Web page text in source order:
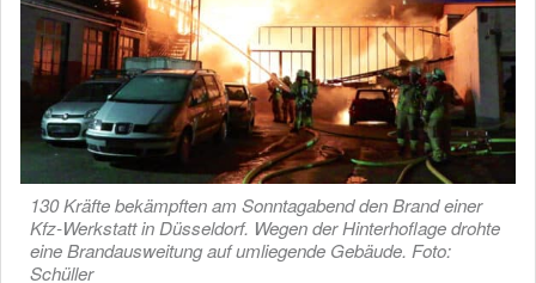
130 Kräfte bekämpften am Sonntagabend den Brand einer
Kfz-Werkstatt in Düsseldorf. Wegen der Hinterhoflage drohte
eine Brandausweitung auf umliegende Gebäude. Foto:
Schüller